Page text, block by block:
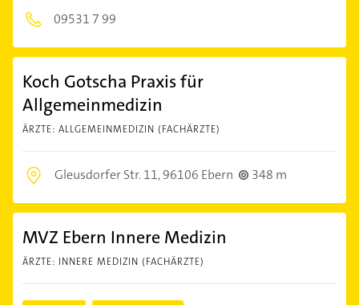
09531 7 99
Koch Gotscha Praxis für
Allgemeinmedizin
ÄRZTE: ALLGEMEINMEDIZIN (FACHÄRZTE)
Gleusdorfer Str. 11,96106 Ebern 348 m
MVZ Ebern Innere Medizin
ÄRZTE: INNERE MEDIZIN (FACHÄRZTE)